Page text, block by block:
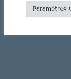
Paramètres